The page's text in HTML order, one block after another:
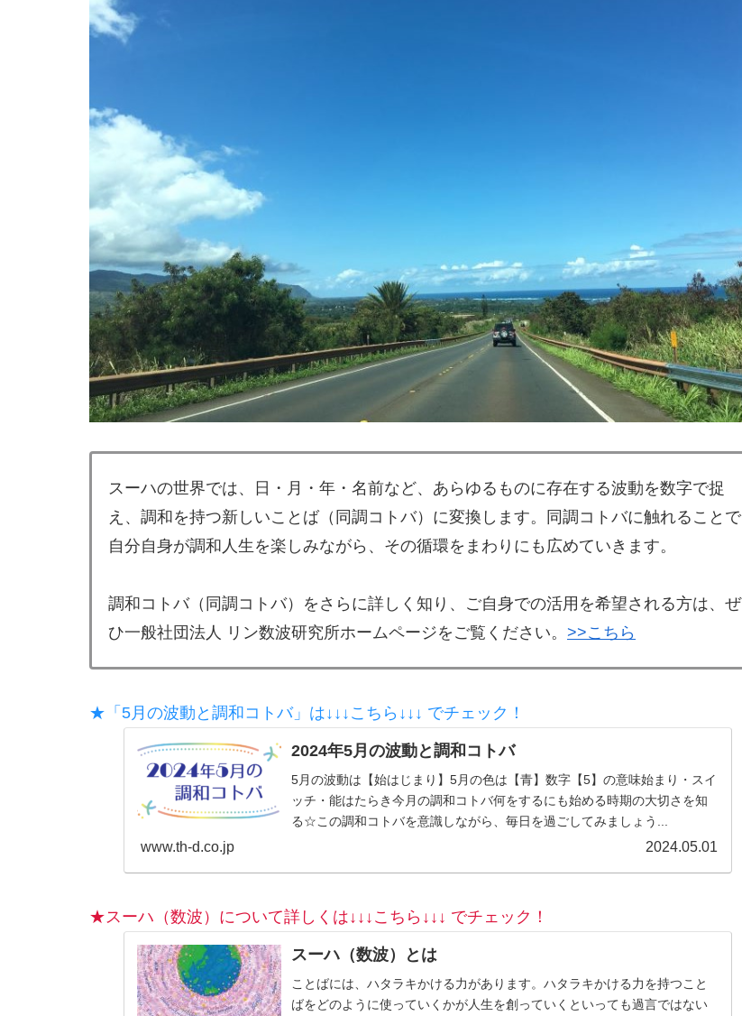
スーハの世界では、日・月・年・名前など、あらゆるものに存在する波動を数字で捉
え、調和を持つ新しいことば（同調コトバ）に変換します。同調コトバに触れることで
自分自身が調和人生を楽しみながら、その循環をまわりにも広めていきます。
調和コトバ（同調コトバ）をさらに詳しく知り、ご自身での活用を希望される方は、ぜ
ひ一般社団法人 リン数波研究所ホームページをご覧ください。 >>こちら
★「5月の波動と調和コトバ」は↓↓↓こちら↓↓↓ でチェック！
2024年5月の波動と調和コトバ
5月の波動は【始はじまり】5月の色は【青】数字【5】の意味始まり・スイ
ッチ・能はたらき今月の調和コトバ何をするにも始める時期の大切さを知
る☆この調和コトバを意識しながら、毎日を過ごしてみましょう...
www.th-d.co.jp 2024.05.01
★スーハ（数波）について詳しくは↓↓↓こちら↓↓↓ でチェック！
スーハ（数波）とは
ことばには、ハタラキかける力があります。ハタラキかける力を持つこと
ばをどのように使っていくかが人生を創っていくといっても過言ではない